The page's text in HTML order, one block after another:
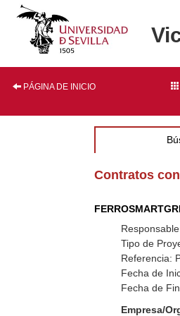
PÁGINA DE INICIO
Contratos
Tipo de
Referencia:
Fecha de
Fecha de
Empresa/